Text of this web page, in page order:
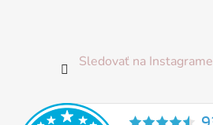
Sledovať na Instagrame